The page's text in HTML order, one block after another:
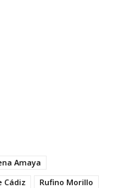
Amaya
Cádiz
Rufino Morillo